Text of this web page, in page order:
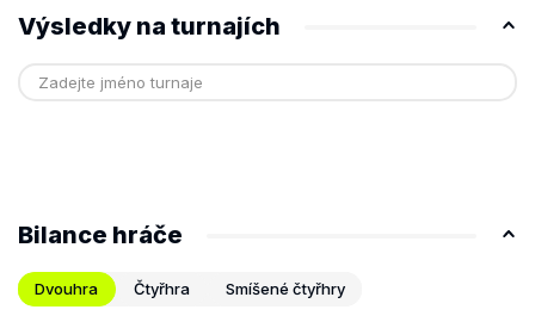
Výsledky na turnajích
Bilance hráče
Dvouhra Čtyřhra Smíšené čtyřhry